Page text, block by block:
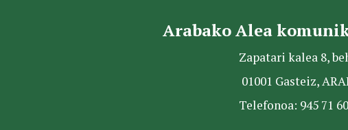
Arabako Alea
Zapatari kalea 8,
01001 Gasteiz,
Telefonoa: 945 71